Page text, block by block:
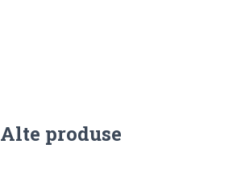
Alte produse